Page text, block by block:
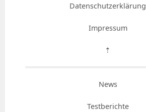
Datenschutzerklärung
Impressum
⇡
News
Testberichte